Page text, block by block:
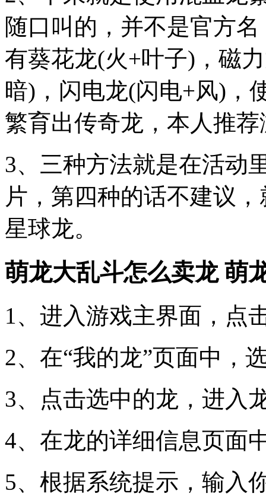
随口叫的，并不是官方
有葵花龙(火+叶子)，磁
暗)，闪电龙(闪电+风)，
繁育出传奇龙，本人推
3、三种方法就是在活动
片，第四种的话不建议
星球龙。
萌龙大乱斗怎么卖龙 萌
1、进入游戏主界面，点
2、在“我的龙”页面中，
3、点击选中的龙，进入
4、在龙的详细信息页面
5、根据系统提示，输入